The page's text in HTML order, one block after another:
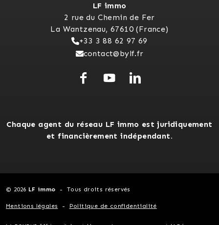
LF immo
2 rue du Chemin de Fer
La Wantzenau, 67610 (France)
+33 3 88 62 97 69
contact@bylf.fr
Chaque agent du réseau LF immo est juridiquement
et financièrement indépendant.
© 2026 LF immo Tous droits réservés
Mentions légales Politique de confidentialité